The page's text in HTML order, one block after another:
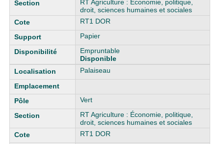
RT Agriculture : Économie, politique,
droit, sciences humaines et sociales
RT1 DOR
Papier
Empruntable
Disponible
Palaiseau
Vert
RT Agriculture : Économie, politique,
droit, sciences humaines et sociales
RT1 DOR